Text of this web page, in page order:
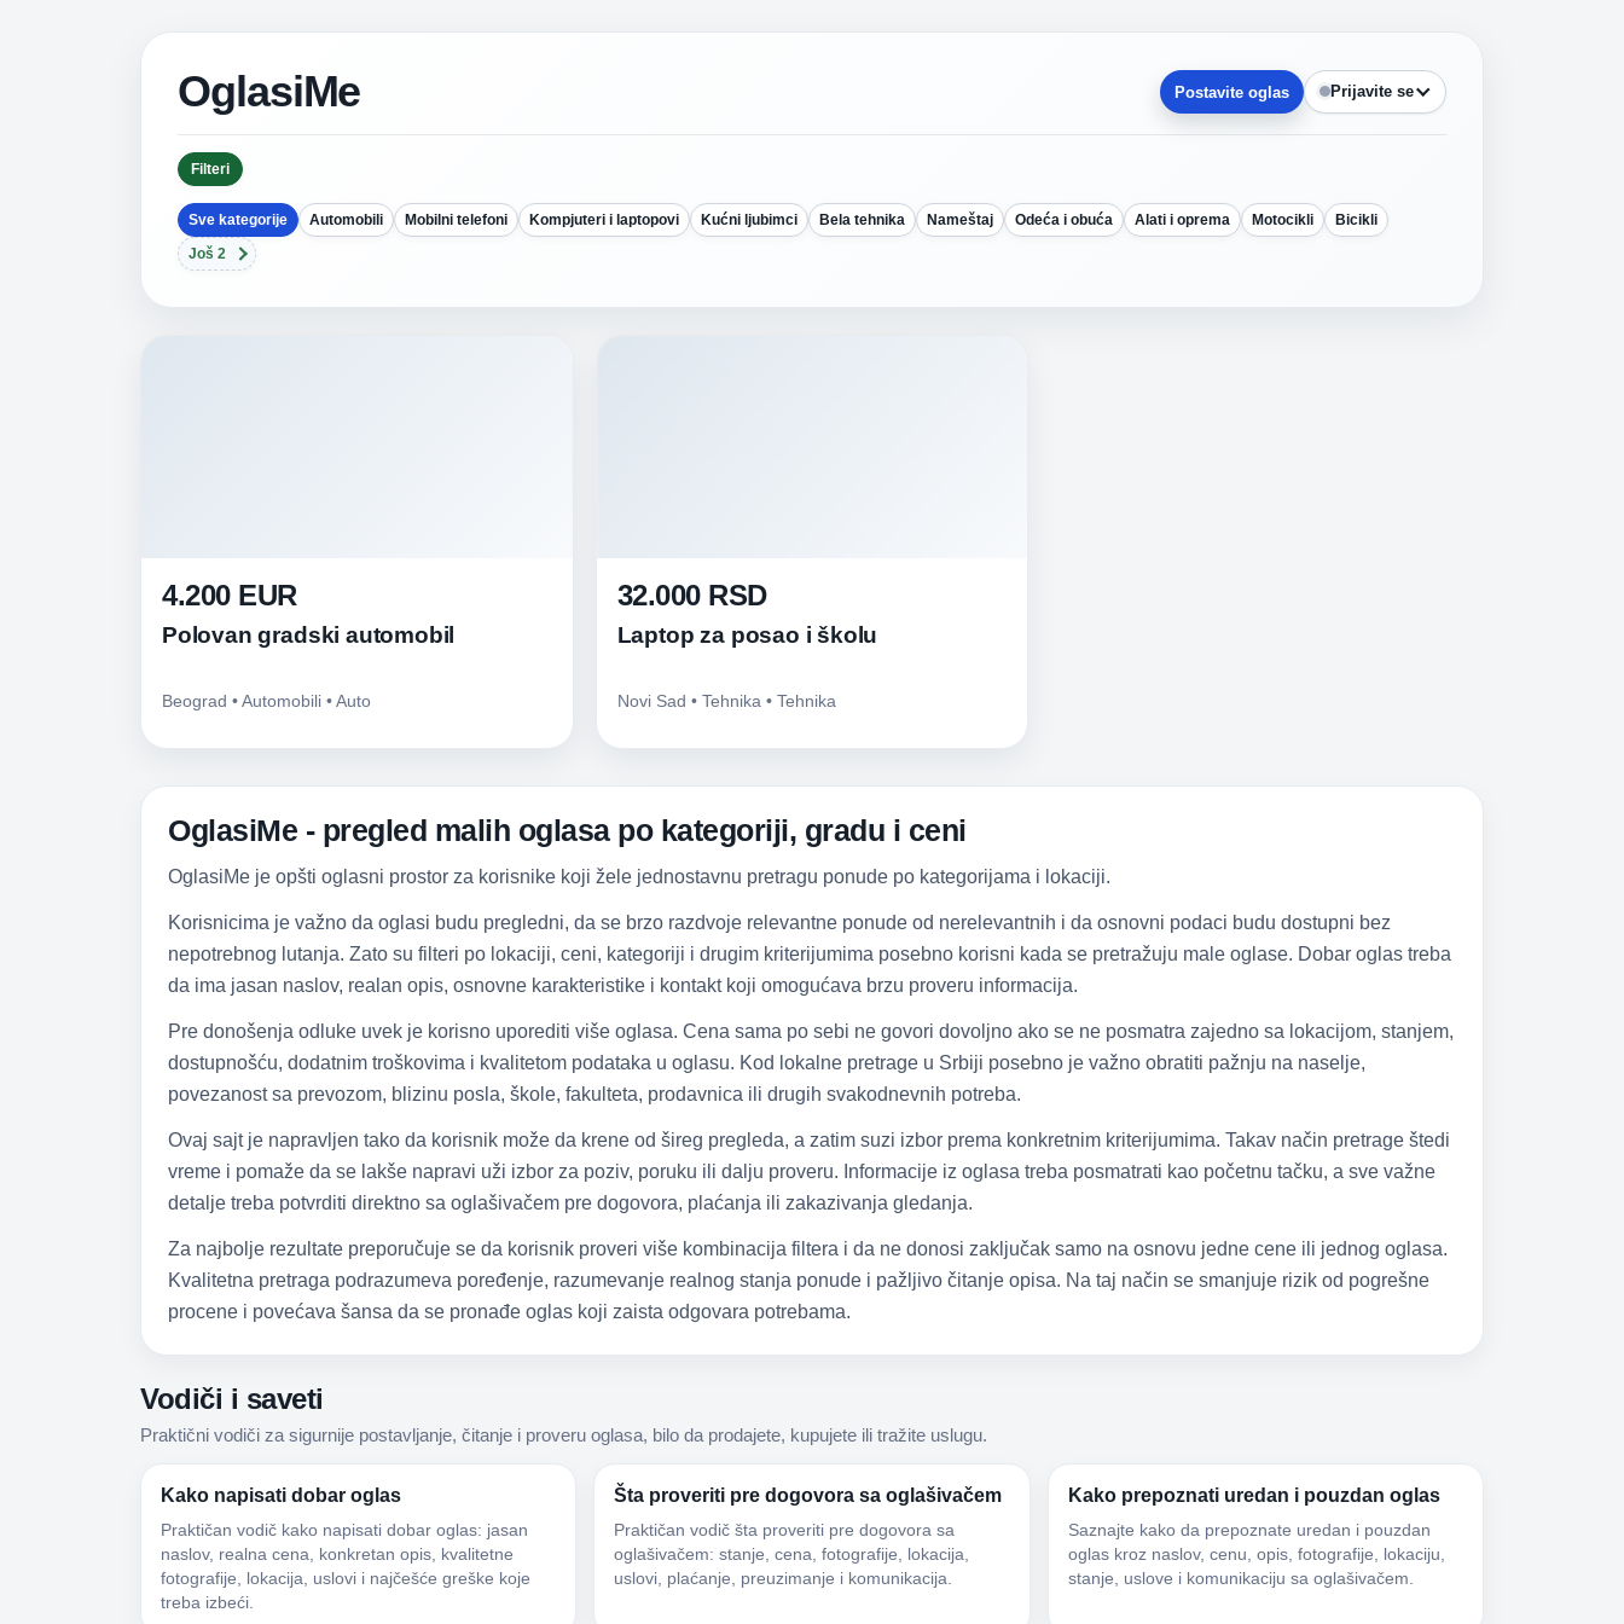
OglasiMe Postavite oglas Prijavite se
Filteri
Sve kategorije Automobili Mobilni telefoni Kompjuteri i laptopovi Kućni ljubimci Bela tehnika Nameštaj Odeća i obuća Alati i oprema Motocikli
Bicikli
Još 2
4.200 EUR
Polovan gradski automobil
Beograd • Automobili • Auto
32.000 RSD
Laptop za posao i školu
Novi Sad • Tehnika • Tehnika
OglasiMe - pregled malih oglasa po kategoriji, gradu i ceni
OglasiMe je opšti oglasni prostor za korisnike koji žele jednostavnu pretragu ponude po kategorijama i lokaciji.
Korisnicima je važno da oglasi budu pregledni, da se brzo razdvoje relevantne ponude od nerelevantnih i da osnovni podaci budu dostupni bez
nepotrebnog lutanja. Zato su filteri po lokaciji, ceni, kategoriji i drugim kriterijumima posebno korisni kada se pretražuju male oglase. Dobar oglas treba
da ima jasan naslov, realan opis, osnovne karakteristike i kontakt koji omogućava brzu proveru informacija.
Pre donošenja odluke uvek je korisno uporediti više oglasa. Cena sama po sebi ne govori dovoljno ako se ne posmatra zajedno sa lokacijom, stanjem,
dostupnošću, dodatnim troškovima i kvalitetom podataka u oglasu. Kod lokalne pretrage u Srbiji posebno je važno obratiti pažnju na naselje,
povezanost sa prevozom, blizinu posla, škole, fakulteta, prodavnica ili drugih svakodnevnih potreba.
Ovaj sajt je napravljen tako da korisnik može da krene od šireg pregleda, a zatim suzi izbor prema konkretnim kriterijumima. Takav način pretrage štedi
vreme i pomaže da se lakše napravi uži izbor za poziv, poruku ili dalju proveru. Informacije iz oglasa treba posmatrati kao početnu tačku, a sve važne
detalje treba potvrditi direktno sa oglašivačem pre dogovora, plaćanja ili zakazivanja gledanja.
Za najbolje rezultate preporučuje se da korisnik proveri više kombinacija filtera i da ne donosi zaključak samo na osnovu jedne cene ili jednog oglasa.
Kvalitetna pretraga podrazumeva poređenje, razumevanje realnog stanja ponude i pažljivo čitanje opisa. Na taj način se smanjuje rizik od pogrešne
procene i povećava šansa da se pronađe oglas koji zaista odgovara potrebama.
Vodiči i saveti
Praktični vodiči za sigurnije postavljanje, čitanje i proveru oglasa, bilo da prodajete, kupujete ili tražite uslugu.
Kako napisati dobar oglas
Praktičan vodič kako napisati dobar oglas: jasan
naslov, realna cena, konkretan opis, kvalitetne
fotografije, lokacija, uslovi i najčešće greške koje
treba izbeći.
Šta proveriti pre dogovora sa oglašivačem
Praktičan vodič šta proveriti pre dogovora sa
oglašivačem: stanje, cena, fotografije, lokacija,
uslovi, plaćanje, preuzimanje i komunikacija.
Kako prepoznati uredan i pouzdan oglas
Saznajte kako da prepoznate uredan i pouzdan
oglas kroz naslov, cenu, opis, fotografije, lokaciju,
stanje, uslove i komunikaciju sa oglašivačem.